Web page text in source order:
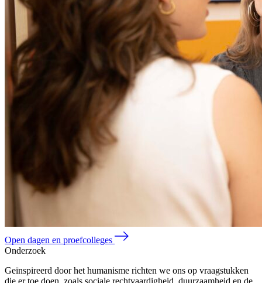
Open dagen en proefcolleges
Onderzoek
Geïnspireerd door het humanisme richten we ons op vraagstukken
die er toe doen, zoals sociale rechtvaardigheid, duurzaamheid en de